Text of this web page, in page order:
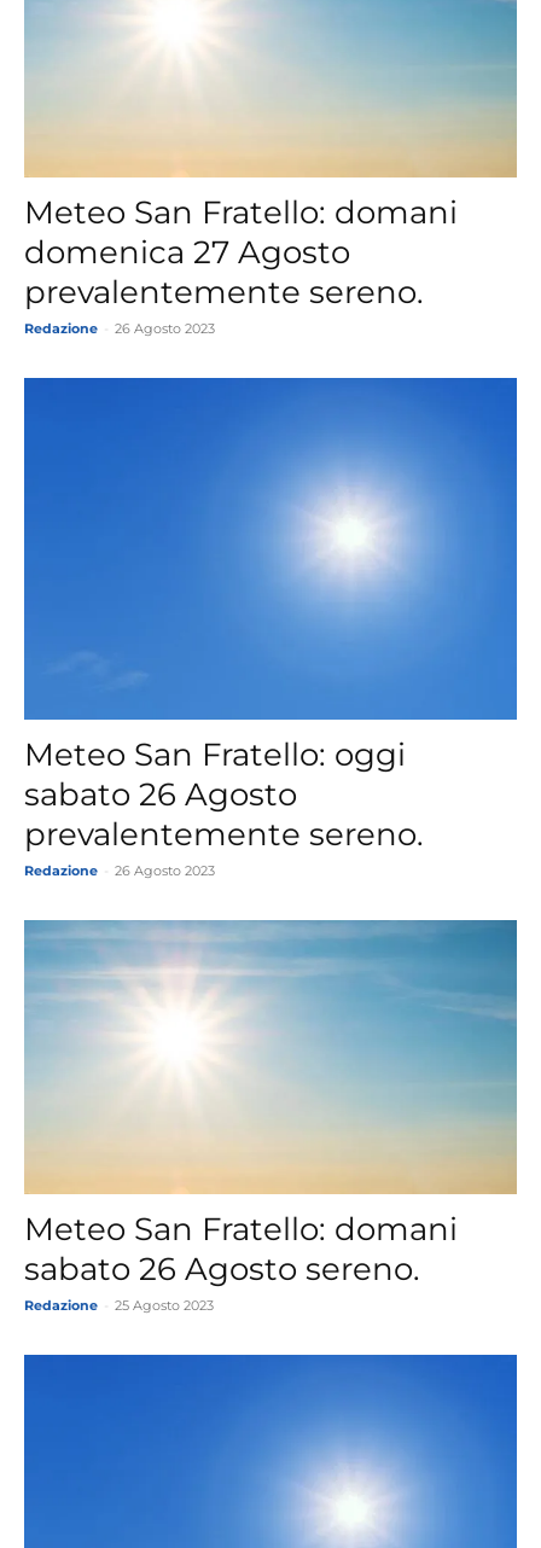
Meteo San Fratello: domani
domenica 27 Agosto
prevalentemente sereno.
Redazione 26 Agosto 2023
Meteo San Fratello: oggi
sabato 26 Agosto
prevalentemente sereno.
Redazione 26 Agosto 2023
Meteo San Fratello: domani
sabato 26 Agosto sereno.
Redazione 25 Agosto 2023